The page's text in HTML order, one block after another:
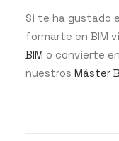
Si te ha gustado
formarte en BIM
BIM o convierte
nuestros Máster